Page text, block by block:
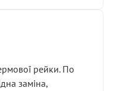
рейки. По
заміна,